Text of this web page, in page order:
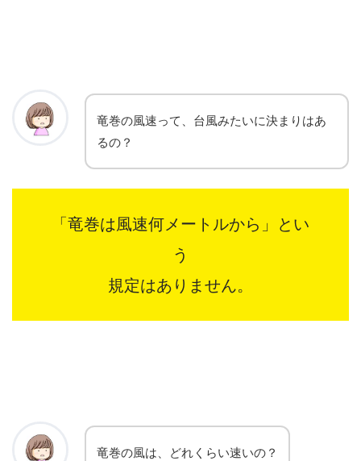
竜巻の風速って、台風みたいに決まりはあ
るの？
「竜巻は風速何メートルから」とい
う
規定はありません。
竜巻の風は、どれくらい速いの？